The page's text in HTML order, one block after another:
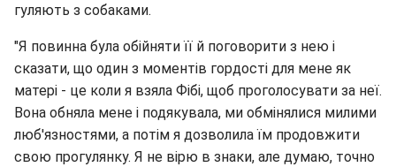
гуляють з собаками.
"Я повинна була обійняти її й поговорити з нею і
сказати, що один з моментів гордості для мене як
матері - це коли я взяла Фібі, щоб проголосувати за неї.
Вона обняла мене і подякувала, ми обмінялися милими
люб'язностями, а потім я дозволила їм продовжити
свою прогулянку. Я не вірю в знаки, але думаю, точно